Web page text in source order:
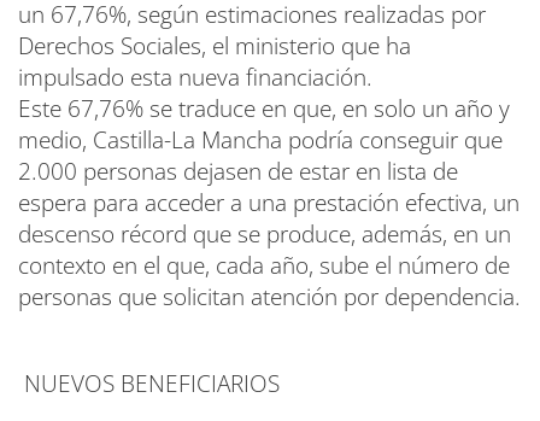
un 67,76%, según estimaciones realizadas por
Derechos Sociales, el ministerio que ha
impulsado esta nueva financiación.
Este 67,76% se traduce en que, en solo un año y
medio, Castilla-La Mancha podría conseguir que
2.000 personas dejasen de estar en lista de
espera para acceder a una prestación efectiva, un
descenso récord que se produce, además, en un
contexto en el que, cada año, sube el número de
personas que solicitan atención por dependencia.
NUEVOS BENEFICIARIOS